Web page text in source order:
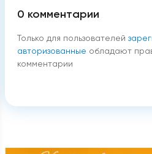
0 комментарии
Только для пользователей
авторизованные обладают
комментарии